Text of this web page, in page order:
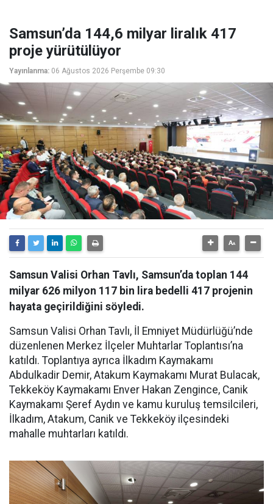
Samsun’da 144,6 milyar liralık 417
proje yürütülüyor
Yayınlanma: 06 Ağustos 2026 Perşembe 09:30
Samsun Valisi Orhan Tavlı, Samsun’da toplan 144
milyar 626 milyon 117 bin lira bedelli 417 projenin
hayata geçirildiğini söyledi.
Samsun Valisi Orhan Tavlı, İl Emniyet Müdürlüğü’nde
düzenlenen Merkez İlçeler Muhtarlar Toplantısı’na
katıldı. Toplantıya ayrıca İlkadım Kaymakamı
Abdulkadir Demir, Atakum Kaymakamı Murat Bulacak,
Tekkeköy Kaymakamı Enver Hakan Zengince, Canik
Kaymakamı Şeref Aydın ve kamu kuruluş temsilcileri,
İlkadım, Atakum, Canik ve Tekkeköy ilçesindeki
mahalle muhtarları katıldı.